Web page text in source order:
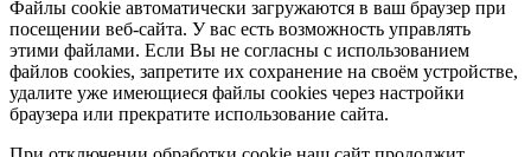
Файлы cookie автоматически загружаются в ваш браузер при
посещении веб-сайта. У вас есть возможность управлять
этими файлами. Если Вы не согласны с использованием
файлов cookies, запретите их сохранение на своём устройстве,
удалите уже имеющиеся файлы cookies через настройки
браузера или прекратите использование сайта.